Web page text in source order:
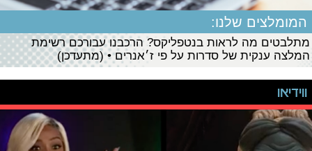
המומלצים שלנו:
מתלבטים מה לראות בנטפליקס? הרכבנו עבורכם רשימת
המלצה ענקית של סדרות על פי ז׳אנרים • (מתעדכן)
ווידיאו